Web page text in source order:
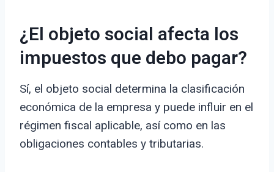
¿El objeto social afecta los
impuestos que debo pagar?
Sí, el objeto social determina la clasificación
económica de la empresa y puede influir en el
régimen fiscal aplicable, así como en las
obligaciones contables y tributarias.